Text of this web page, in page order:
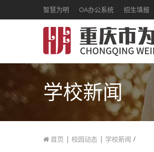
智慧为明 OA办公系统 招生填报
学校新闻
首页 | 校园动态 | 学校新闻 /